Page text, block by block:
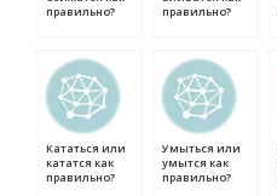
правильно?
правильно?
Кататься или
кататся как
правильно?
Умыться или
умытся как
правильно?